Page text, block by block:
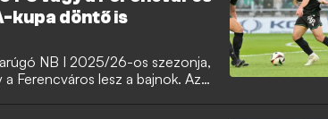
kupa döntő is
NB I 2025/26-os szezonja,
Ferencváros lesz a bajnok. Az
City és a Chelsea csap